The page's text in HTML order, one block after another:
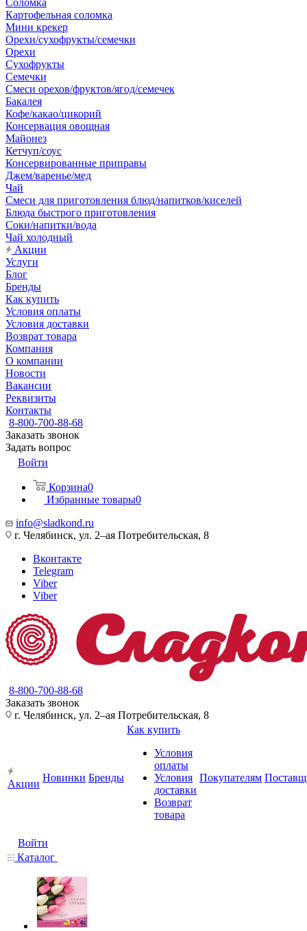
Соломка
Картофельная соломка
Мини крекер
Орехи/сухофрукты/семечки
Орехи
Сухофрукты
Семечки
Смеси орехов/фруктов/ягод/семечек
Бакалея
Кофе/какао/цикорий
Консервация овощная
Майонез
Кетчуп/соус
Консервированные приправы
Джем/варенье/мед
Чай
Смеси для приготовления блюд/напитков/киселей
Блюда быстрого приготовления
Соки/напитки/вода
Чай холодный
Акции
Услуги
Блог
Бренды
Как купить
Условия оплаты
Условия доставки
Возврат товара
Компания
О компании
Новости
Вакансии
Реквизиты
Контакты
8-800-700-88-68
Заказать звонок
Задать вопрос
Войти
Корзина0
Избранные товары0
info@sladkond.ru
г. Челябинск, ул. 2–ая Потребительская, 8
Вконтакте
Telegram
Viber
Viber
8-800-700-88-68
Заказать звонок
г. Челябинск, ул. 2–ая Потребительская, 8
Акции
Новинки Бренды
Как купить
Условия
оплаты
Условия
доставки
Возврат
товара
Покупателям
Войти
Каталог